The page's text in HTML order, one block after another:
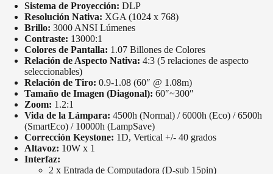
Sistema de Proyección: DLP
Resolución Nativa: XGA (1024 x 768)
Brillo: 3000 ANSI Lúmenes
Contraste: 13000:1
Colores de Pantalla: 1.07 Billones de Colores
Relación de Aspecto Nativa: 4:3 (5 relaciones de aspecto
seleccionables)
Relación de Tiro: 0.9-1.08 (60″ @ 1.08m)
Tamaño de Imagen (Diagonal): 60″~300″
Zoom: 1.2:1
Vida de la Lámpara: 4500h (Normal) / 6000h (Eco) / 6500h
(SmartEco) / 10000h (LampSave)
Corrección Keystone: 1D, Vertical +/- 40 grados
Altavoz: 10W x 1
Interfaz:
2 x Entrada de Computadora (D-sub 15pin)